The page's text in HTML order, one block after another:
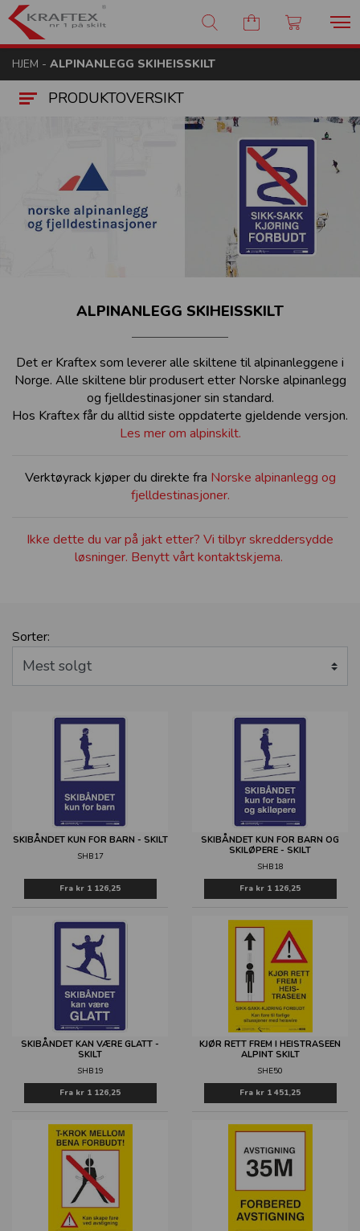
Kraftex - nr 1 på skilt
HJEM - ALPINANLEGG SKIHEISSKILT
PRODUKTOVERSIKT
ALPINANLEGG SKIHEISSKILT
Det er Kraftex som leverer alle skiltene til alpinanleggene i
Norge. Alle skiltene blir produsert etter Norske alpinanlegg
og fjelldestinasjoner sin standard.
Hos Kraftex får du alltid siste oppdaterte gjeldende versjon.
Les mer om alpinskilt.
Verktøyrack kjøper du direkte fra Norske alpinanlegg og
fjelldestinasjoner.
Ikke dette du var på jakt etter? Vi tilbyr skreddersydde
løsninger. Benytt vårt kontaktskjema.
Sorter:
SKIBÅNDET KUN FOR BARN - SKILT
SHB17
Fra kr 1 126,25
SKIBÅNDET KUN FOR BARN OG
SKILØPERE - SKILT
SHB18
Fra kr 1 126,25
SKIBÅNDET KAN VÆRE GLATT -
SKILT
SHB19
Fra kr 1 126,25
KJØR RETT FREM I HEISTRASEEN
ALPINT SKILT
SHE50
Fra kr 1 451,25